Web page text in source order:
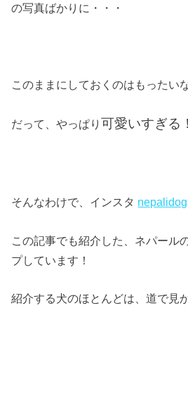
の写真ばかりに・・・
このままにしておくのはもったい
だって、やっぱり 可愛いすぎる
そんなわけで、インスタ
この記事でも紹介した、ネパール
プしています！
紹介する犬のほとんどは、道で見